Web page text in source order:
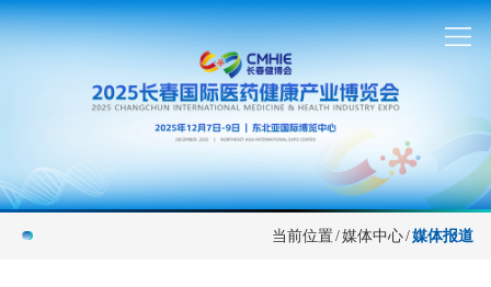
当前位置/媒体中心/媒体报道